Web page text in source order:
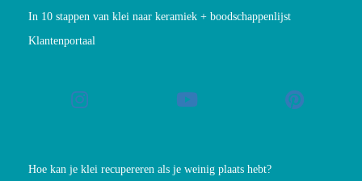
In 10 stappen van klei naar keramiek + boodschappenlijst
Klantenportaal
Hoe kan je klei recupereren als je weinig plaats hebt?